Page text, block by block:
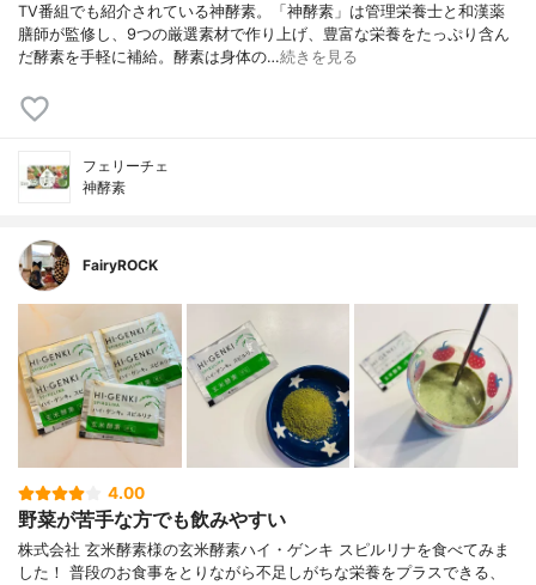
TV番組でも紹介されている神酵素。「神酵素」は管理栄養士と和漢薬
膳師が監修し、9つの厳選素材で作り上げ、豊富な栄養をたっぷり含ん
だ酵素を手軽に補給。酵素は身体の…続きを見る
フェリーチェ
神酵素
FairyROCK
4.00
野菜が苦手な方でも飲みやすい
株式会社 玄米酵素様の玄米酵素ハイ・ゲンキ スピルリナを食べてみま
した！ 普段のお食事をとりながら不足しがちな栄養をプラスできる、